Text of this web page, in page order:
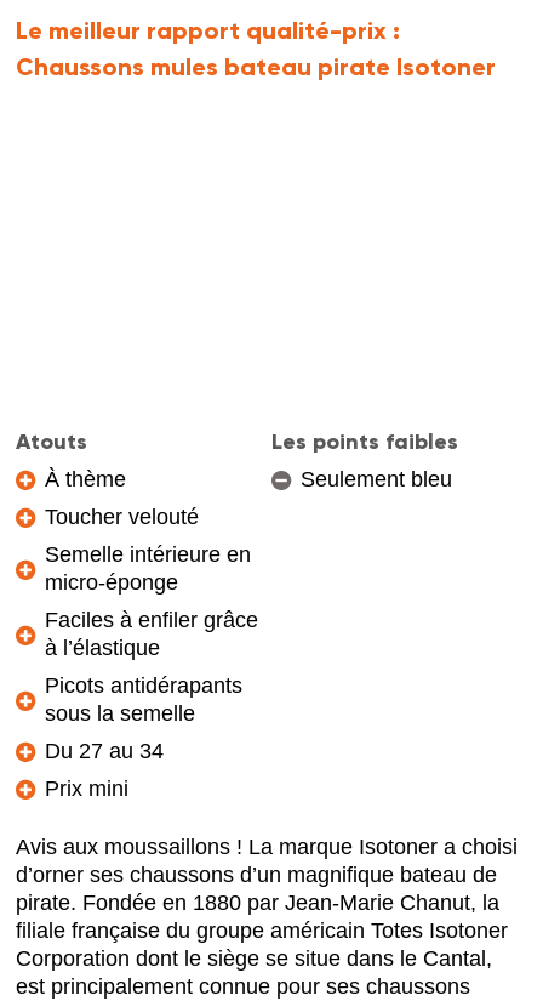
Le meilleur rapport qualité-prix :
Chaussons mules bateau pirate Isotoner
Atouts
À thème
Toucher velouté
Semelle intérieure en
micro-éponge
Faciles à enfiler grâce
à l’élastique
Picots antidérapants
sous la semelle
Du 27 au 34
Prix mini
Les points faibles
Seulement bleu
Avis aux moussaillons ! La marque Isotoner a choisi
d’orner ses chaussons d’un magnifique bateau de
pirate. Fondée en 1880 par Jean-Marie Chanut, la
filiale française du groupe américain Totes Isotoner
Corporation dont le siège se situe dans le Cantal,
est principalement connue pour ses chaussons